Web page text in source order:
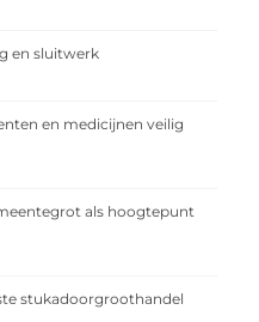
en sluitwerk
en medicijnen veilig
als hoogtepunt
stukadoorgroothandel